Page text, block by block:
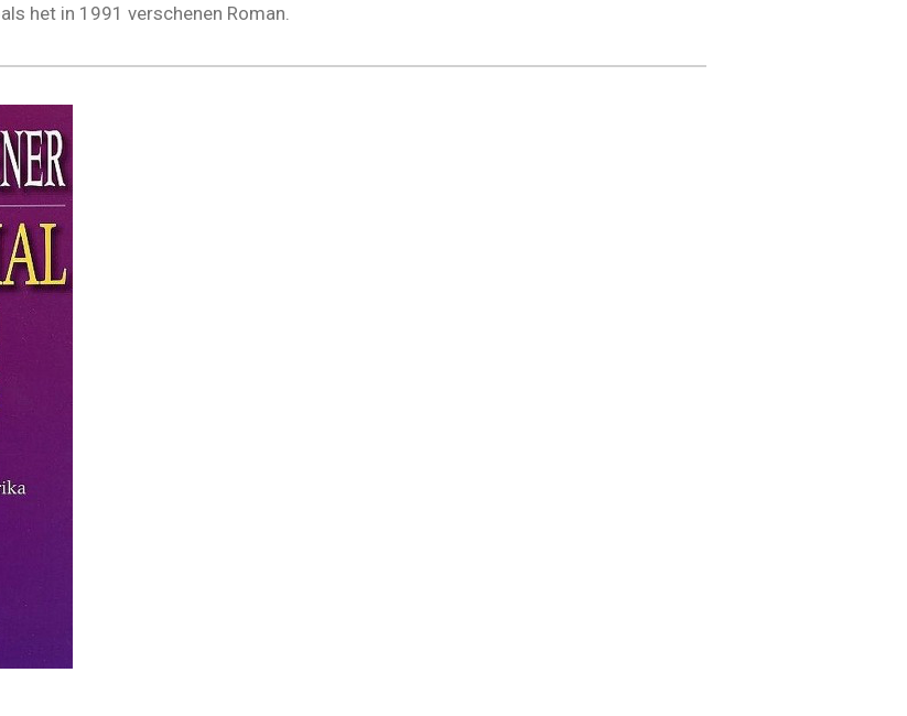
het in 1991 verschenen Roman.